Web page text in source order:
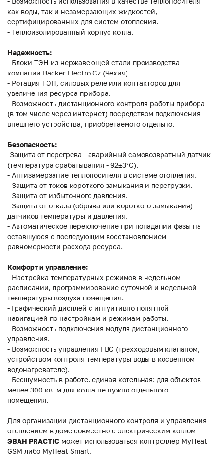
как воды, так и незамерзающих жидкостей,
сертифицированных для систем отопления.
- Теплоизолированный корпус котла.
Надежность:
- Блоки ТЭН из нержавеющей стали производства
компании Backer Electro Cz (Чехия).
- Ротация ТЭН, силовых реле или контакторов для
увеличения ресурса прибора.
- Возможность дистанционного контроля работы прибора
(в том числе через интернет) посредством подключения
внешнего устройства, приобретаемого отдельно.
Безопасность:
-Защита от перегрева - аварийный самовозвратный датчик
(температура срабатывания - 92±3°С).
- Антизамерзание теплоносителя в системе отопления.
- Защита от токов короткого замыкания и перегрузки.
- Защита от избыточного давления.
- Защита от отказа (обрыва или короткого замыкания)
датчиков температуры и давления.
- Автоматическое переключение при попадании фазы на
оставшуюся с последующим восстановлением
равномерности расхода ресурса.
Комфорт и управление:
- Настройка температурных режимов в недельном
расписании, программирование суточной и недельной
температуры воздуха помещения.
- Графический дисплей с интуитивно понятной
навигацией по настройкам и режимам работы.
- Возможность подключения модуля дистанционного
управления.
- Возможность управления ГВС (трехходовым клапаном,
устройством контроля температуры воды в косвенном
водонагревателе).
- Бесшумность в работе. единая котельная: для объектов
менее 300 кв. м для котла не нужно отдельного
помещения.
Для организации дистанционного контроля и управления
отоплением в доме совместно с электрическим котлом
ЭВАН PRACTIC может использоваться контроллер MyHeat
GSM либо MyHeat Smart.